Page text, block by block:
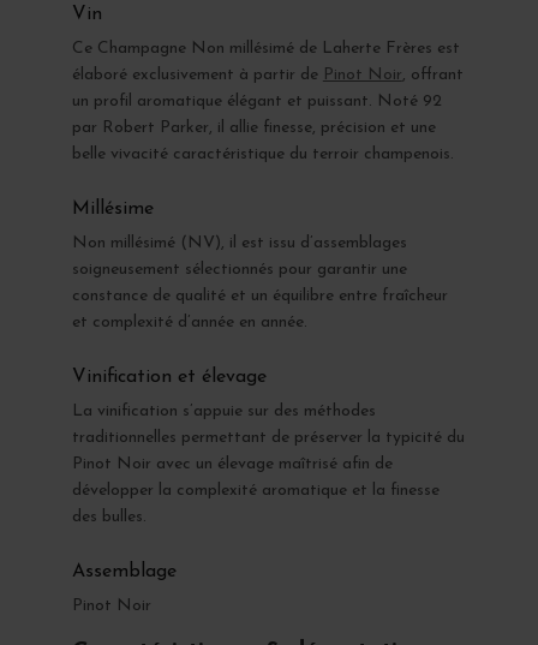
Vin
Ce Champagne Non millésimé de Laherte Frères est
élaboré exclusivement à partir de Pinot Noir, offrant
un profil aromatique élégant et puissant. Noté 92
par Robert Parker, il allie finesse, précision et une
belle vivacité caractéristique du terroir champenois.
Millésime
Non millésimé (NV), il est issu d’assemblages
soigneusement sélectionnés pour garantir une
constance de qualité et un équilibre entre fraîcheur
et complexité d’année en année.
Vinification et élevage
La vinification s’appuie sur des méthodes
traditionnelles permettant de préserver la typicité du
Pinot Noir avec un élevage maîtrisé afin de
développer la complexité aromatique et la finesse
des bulles.
Assemblage
Pinot Noir